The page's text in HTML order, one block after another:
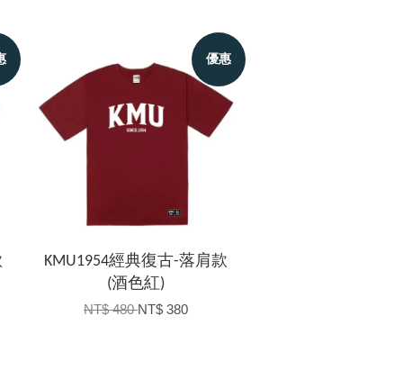
優惠
KMU1954經典復古-落肩款
(酒色紅)
NT$ 480NT$ 380